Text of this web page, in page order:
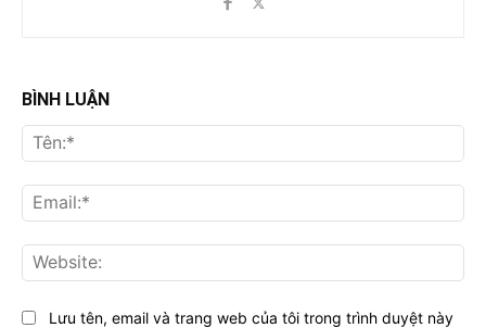
BÌNH LUẬN
Lưu tên, email và trang web của tôi trong trình duyệt này